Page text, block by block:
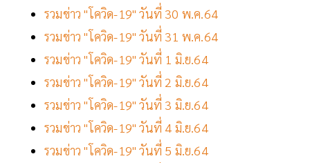
รวมข่าว "โควิด-19" วันที่ 30 พ.ค.64
รวมข่าว "โควิด-19" วันที่ 31 พ.ค.64
รวมข่าว "โควิด-19" วันที่ 1 มิ.ย.64
รวมข่าว "โควิด-19" วันที่ 2 มิ.ย.64
รวมข่าว "โควิด-19" วันที่ 3 มิ.ย.64
รวมข่าว "โควิด-19" วันที่ 4 มิ.ย.64
รวมข่าว "โควิด-19" วันที่ 5 มิ.ย.64